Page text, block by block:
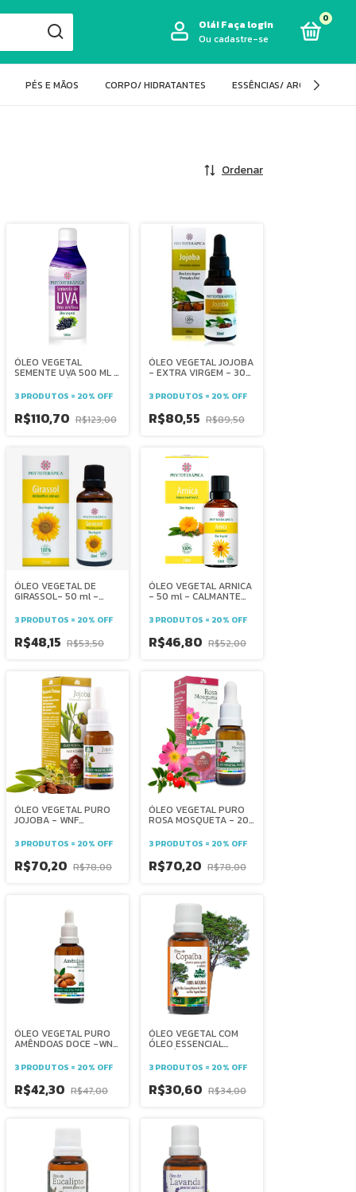
Olá!Faça login
Ou cadastre-se
0
PÉS E MÃOS CORPO/ HIDRATANTES ESSÊNCIAS/
Ordenar
ÓLEO VEGETAL
SEMENTE UVA 500 ML -
PHYTOTERÁPICA -
ANTIOXIDANTE
ELASTICIDADE
HIDRATAÇÃO TÔNICO
REVITALIZANTE
3 PRODUTOS = 20% OFF
R$110,70 R$123,00
ÓLEO VEGETAL JOJOBA
- EXTRA VIRGEM - 30
CABELO CONTROLE DA
OLEOSIDADE BRILHO
TÔNICO-
PHYTOTERÁPICA
3 PRODUTOS = 20% OFF
R$80,55 R$89,50
ÓLEO VEGETAL DE
GIRASSOL- 50 ml -
BRILHO MASSAGENS -
PHYTOTERÁPICA
3 PRODUTOS = 20% OFF
R$48,15 R$53,50
ÓLEO VEGETAL ARNICA
- 50 ml - CALMANTE
ANTITUMORAL
ANALGÉSICO
ANTIINFLAMATORIO
CONTUSÕES VARIZES -
3 PRODUTOS = 20% OFF
R$46,80 R$52,00
ÓLEO VEGETAL PURO
JOJOBA - WNF
da oleosidade -
antioxidante -
hidratante - antifrizz
3 PRODUTOS = 20% OFF
R$70,20 R$78,00
ÓLEO VEGETAL PURO
ROSA MOSQUETA - 20
anti rugas -
antioxidante -
ressecamento -
3 PRODUTOS = 20% OFF
R$70,20 R$78,00
ÓLEO VEGETAL PURO
AMÊNDOAS DOCE -WNF
dermatites elasticidade
maciez hidratação
3 PRODUTOS = 20% OFF
R$42,30 R$47,00
ÓLEO VEGETAL COM
ÓLEO ESSENCIAL
COPAÍBA PRONTO
PARA PELE - WNF
regeneração - anti-
aging -
hidrataçãoantiacne -
3 PRODUTOS = 20% OFF
R$30,60 R$34,00